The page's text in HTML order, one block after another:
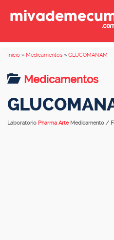
Inicio » Medicamentos » GLUCOMANAM
Medicamentos
Laboratorio Pharma Arte Medicamento /